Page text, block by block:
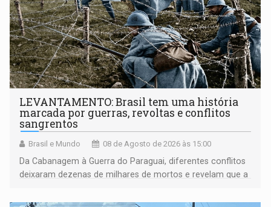
LEVANTAMENTO: Brasil tem uma história
marcada por guerras, revoltas e conflitos
sangrentos
Brasil e Mundo 08 de Agosto de 2026 às 15:00
Da Cabanagem à Guerra do Paraguai, diferentes conflitos
deixaram dezenas de milhares de mortos e revelam que a
territoriais e sociais